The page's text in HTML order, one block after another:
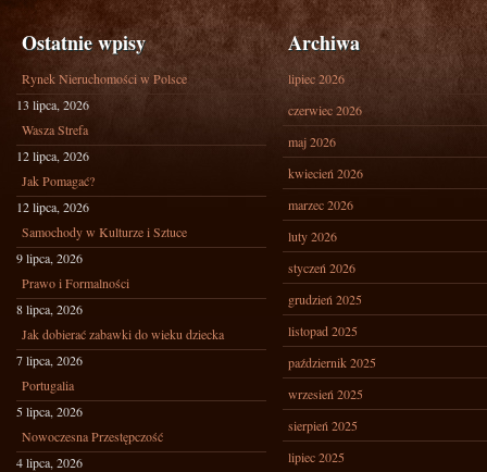
Ostatnie wpisy
Rynek Nieruchomości w Polsce
13 lipca, 2026
Wasza Strefa
12 lipca, 2026
Jak Pomagać?
12 lipca, 2026
Samochody w Kulturze i Sztuce
9 lipca, 2026
Prawo i Formalności
8 lipca, 2026
Jak dobierać zabawki do wieku dziecka
7 lipca, 2026
Portugalia
5 lipca, 2026
Nowoczesna Przestępczość
4 lipca, 2026
Archiwa
lipiec 2026
czerwiec 2026
maj 2026
kwiecień 2026
marzec 2026
luty 2026
styczeń 2026
grudzień 2025
listopad 2025
październik 2025
wrzesień 2025
sierpień 2025
lipiec 2025